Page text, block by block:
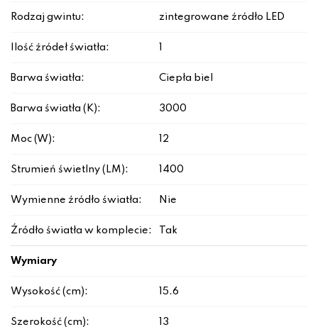
Rodzaj gwintu: zintegrowane źródło LED
Ilość źródeł światła:
Barwa światła: Ciepła biel
Barwa światła (K): 3000
Moc (W): 12
Strumień świetlny (LM): 1400
Wymienne źródło światła: Nie
Źródło światła w komplecie: Tak
Wymiary
Wysokość (cm): 15.6
Szerokość (cm): 13